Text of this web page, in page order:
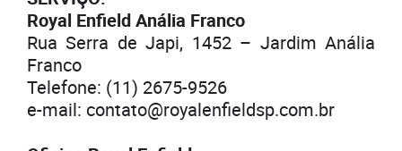
Royal Enfield Anália Franco
Rua Serra de Japi, 1452 – Jardim Anália
Franco
Telefone: (11) 2675-9526
e-mail: contato@royalenfieldsp.com.br